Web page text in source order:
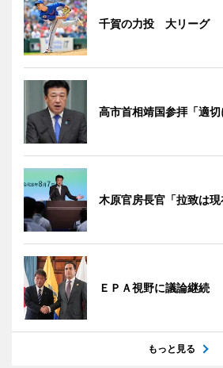
千賀の力投 大リーグ
高市首相靖国参拝「適切
木原官房長官「拉致は現
ＥＰＡ視野に議論継続
もっと見る